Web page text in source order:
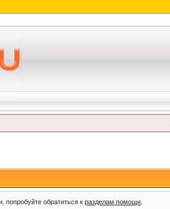
попробуйте обратиться кразделам помощи